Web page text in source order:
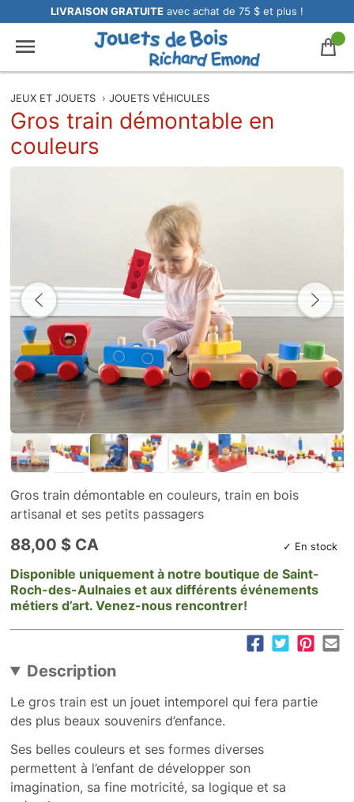
LIVRAISON GRATUITE avec achat de 75 $ et plus !
JEUX ET JOUETS› JOUETS VÉHICULES
Gros train démontable en
couleurs
Gros train démontable en couleurs, train en bois
artisanal et ses petits passagers
88,00 $ CA ✓ En stock
Disponible uniquement à notre boutique de Saint-
Roch-des-Aulnaies et aux différents événements
métiers d’art. Venez-nous rencontrer!
Description
Le gros train est un jouet intemporel qui fera partie
des plus beaux souvenirs d’enfance.
Ses belles couleurs et ses formes diverses
permettent à l’enfant de développer son
imagination, sa fine motricité, sa logique et sa